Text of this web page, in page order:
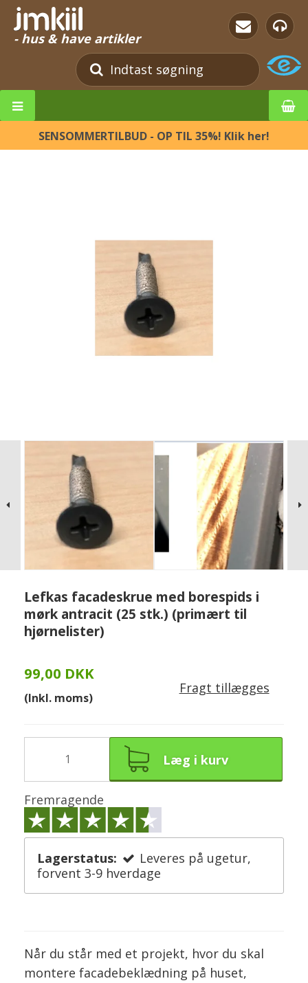
- hus & have artikler
SENSOMMERTILBUD - OP TIL 35%! Klik her!
Lefkas facadeskrue med borespids i
mørk antracit (25 stk.) (primært til
hjørnelister)
99,00 DKK
(Inkl. moms)
Fragt tillægges
Læg i kurv
Fremragende
Lagerstatus:
Leveres på ugetur,
forvent 3-9 hverdage
Når du står med et projekt, hvor du skal
montere facadebeklædning på huset,